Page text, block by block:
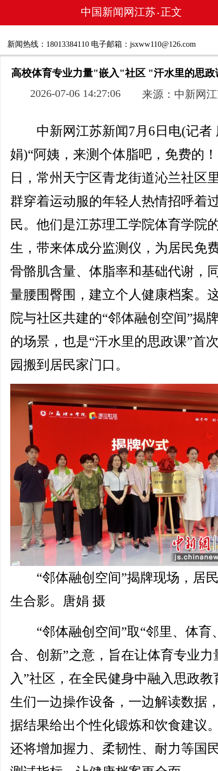
中国新闻网江苏 • 正文
新闻热线：18013384110 电子邮箱：jsxww110@126.com
高校体育专业力量"嵌入"社区 "汗水里的思
2026-07-06 14:27:06 来源：中新网
中新网江苏新闻7月6日电(记者
娟)“阿姨，来测个体脂吧，免费的
日，常州天宁区青龙街道沁兰社区
群穿着运动服的年轻人热情招呼着
民。他们是江苏理工学院体育学院
生，带来体成分监测仪，为居民免
骨骼肌含量、体脂率和基础代谢，
量腰围臀围，建立个人健康档案。
院与社区共建的“邻体融创空间”揭
的场景，也是“汗水里的思政课”首
园搬到居民家门口。
“邻体融创空间”揭牌现场，居
生合影。唐娟 摄
“邻体融创空间”取“邻里、体育
合、创新”之意，旨在让体育专业力
入”社区，在全民健身中融入思政教
生们一边操作设备，一边解读数据
据结果给出个性化锻炼和饮食建议
还将增加握力、柔韧性、耐力等国